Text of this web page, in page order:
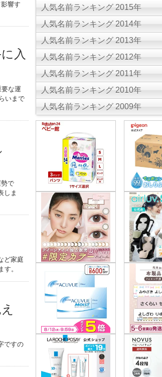
響す
入
な運
いまで
で
しま
ど家庭
。
ですの
人気名前ランキング 2015年
人気名前ランキング 2014年
人気名前ランキング 2013年
人気名前ランキング 2012年
人気名前ランキング 2011年
人気名前ランキング 2010年
人気名前ランキング 2009年